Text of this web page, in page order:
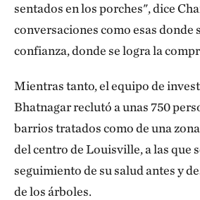
El financiamiento de los Institutos
Salud tiene un ciclo de cinco años.
para mostrar una diferencia. No
lujo de plantar árboles y sentarnos
con rapidez. Los árboles más
medían más de 9 metros de altura
sentados en los porches", dice
conversaciones como esas donde
confianza, donde se logra la
Mientras tanto, el equipo de
Bhatnagar reclutó a unas 750
barrios tratados como de una
del centro de Louisville, a las que
seguimiento de su salud antes y
de los árboles.